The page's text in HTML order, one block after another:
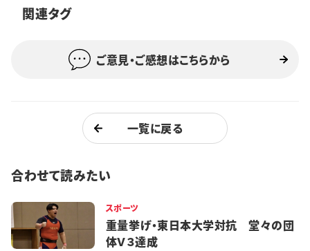
購読
学生記者募集 お問い合わせ
関連タグ
ご意見・ご感想はこちらから
一覧に戻る
合わせて読みたい
スポーツ
重量挙げ・東日本大学対抗 堂々の団
体Ｖ３達成